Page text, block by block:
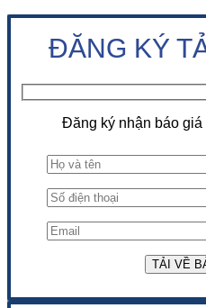
ĐĂNG KÝ
Đăng ký nhận báo